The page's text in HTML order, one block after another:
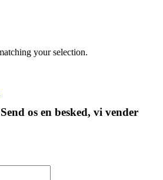
your selection.
os en besked, vi vender